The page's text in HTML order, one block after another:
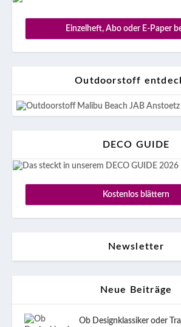
Einzelheft, Abo oder E-Paper
Outdoorstoff
DECO GUIDE
Kostenlos blättern
Newsletter
Neue Beiträge
Ob Designklassiker oder